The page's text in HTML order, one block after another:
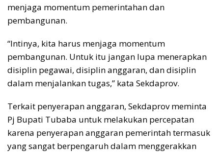
menjaga momentum pemerintahan dan
pembangunan.
“Intinya, kita harus menjaga momentum
pembangunan. Untuk itu jangan lupa menerapkan
disiplin pegawai, disiplin anggaran, dan disiplin
dalam menjalankan tugas,” kata Sekdaprov.
Terkait penyerapan anggaran, Sekdaprov meminta
Pj Bupati Tubaba untuk melakukan percepatan
karena penyerapan anggaran pemerintah termasuk
yang sangat berpengaruh dalam menggerakkan